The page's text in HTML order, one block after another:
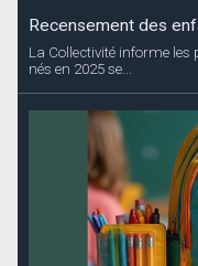
Recensement des
La Collectivité informe
nés en 2025 se...